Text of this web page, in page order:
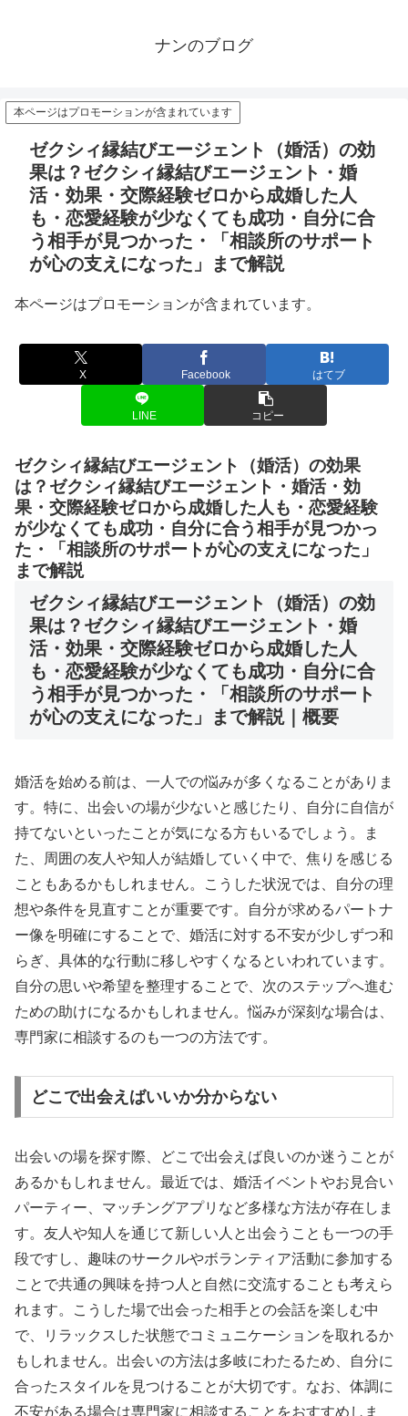
ナンのブログ
本ページはプロモーションが含まれています
ゼクシィ縁結びエージェント（婚活）の効
果は？ゼクシィ縁結びエージェント・婚
活・効果・交際経験ゼロから成婚した人
も・恋愛経験が少なくても成功・自分に合
う相手が見つかった・「相談所のサポート
が心の支えになった」まで解説
本ページはプロモーションが含まれています。
X Facebook はてブ
LINE コピー
ゼクシィ縁結びエージェント（婚活）の効果
は？ゼクシィ縁結びエージェント・婚活・効
果・交際経験ゼロから成婚した人も・恋愛経験
が少なくても成功・自分に合う相手が見つかっ
た・「相談所のサポートが心の支えになった」
まで解説
ゼクシィ縁結びエージェント（婚活）の効
果は？ゼクシィ縁結びエージェント・婚
活・効果・交際経験ゼロから成婚した人
も・恋愛経験が少なくても成功・自分に合
う相手が見つかった・「相談所のサポート
が心の支えになった」まで解説｜概要
婚活を始める前は、一人での悩みが多くなることがありま
す。特に、出会いの場が少ないと感じたり、自分に自信が
持てないといったことが気になる方もいるでしょう。ま
た、周囲の友人や知人が結婚していく中で、焦りを感じる
こともあるかもしれません。こうした状況では、自分の理
想や条件を見直すことが重要です。自分が求めるパートナ
ー像を明確にすることで、婚活に対する不安が少しずつ和
らぎ、具体的な行動に移しやすくなるといわれています。
自分の思いや希望を整理することで、次のステップへ進む
ための助けになるかもしれません。悩みが深刻な場合は、
専門家に相談するのも一つの方法です。
どこで出会えばいいか分からない
出会いの場を探す際、どこで出会えば良いのか迷うことが
あるかもしれません。最近では、婚活イベントやお見合い
パーティー、マッチングアプリなど多様な方法が存在しま
す。友人や知人を通じて新しい人と出会うことも一つの手
段ですし、趣味のサークルやボランティア活動に参加する
ことで共通の興味を持つ人と自然に交流することも考えら
れます。こうした場で出会った相手との会話を楽しむ中
で、リラックスした状態でコミュニケーションを取れるか
もしれません。出会いの方法は多岐にわたるため、自分に
合ったスタイルを見つけることが大切です。なお、体調に
不安がある場合は専門家に相談することをおすすめしま